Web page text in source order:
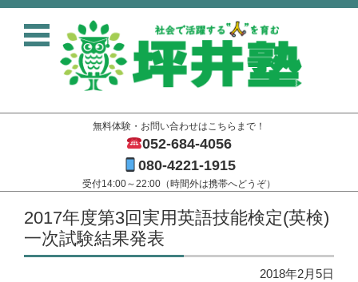
無料体験・お問い合わせはこちらまで！
052-684-4056
080-4221-1915
受付14:00～22:00（時間外は携帯へどうぞ）
コンテンツに移動
2017年度第3回実用英語技能検定(英検)
一次試験結果発表
2018年2月5日